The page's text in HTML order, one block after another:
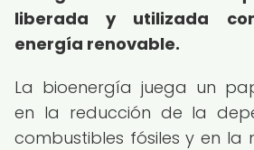
liberada y utilizada
energía renovable.
La bioenergía juega un
en la reducción de la
combustibles fósiles y en la